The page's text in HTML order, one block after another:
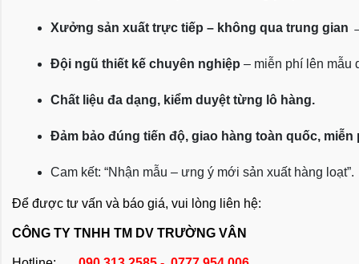
Xưởng sản xuất trực tiếp – không qua trung gian
Đội ngũ thiết kế chuyên nghiệp – miễn phí lên mẫu
Chất liệu đa dạng, kiểm duyệt từng lô hàng.
Đảm bảo đúng tiến độ, giao hàng toàn quốc, miễn
Cam kết: “Nhận mẫu – ưng ý mới sản xuất hàng loạt”.
Để được tư vấn và báo giá, vui lòng liên hệ:
CÔNG TY TNHH TM DV TRƯỜNG VÂN